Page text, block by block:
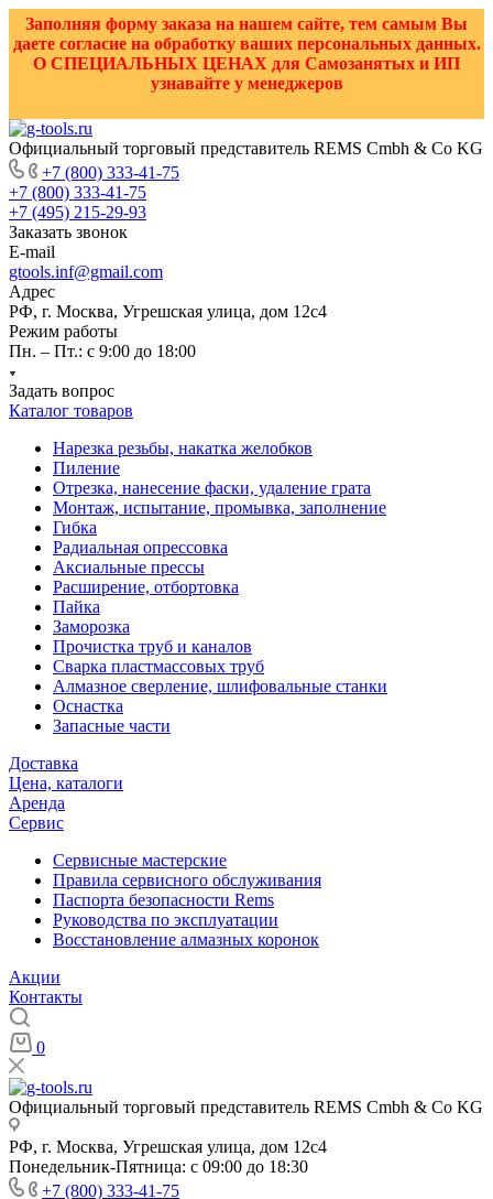
Заполняя форму заказа на нашем сайте, тем самым Вы
даете согласие на обработку ваших персональных данных.
О СПЕЦИАЛЬНЫХ ЦЕНАХ для Самозанятых и ИП
узнавайте у менеджеров
Официальный торговый представитель REMS Cmbh & Co KG
+7 (800) 333-41-75
+7 (800) 333-41-75
+7 (495) 215-29-93
Заказать звонок
E-mail
gtools.inf@gmail.com
Адрес
РФ, г. Москва, Угрешская улица, дом 12с4
Режим работы
Пн. – Пт.: с 9:00 до 18:00
Задать вопрос
Каталог товаров
Нарезка резьбы, накатка желобков
Пиление
Отрезка, нанесение фаски, удаление грата
Монтаж, испытание, промывка, заполнение
Гибка
Радиальная опрессовка
Аксиальные прессы
Расширение, отбортовка
Пайка
Заморозка
Прочистка труб и каналов
Сварка пластмассовых труб
Алмазное сверление, шлифовальные станки
Оснастка
Запасные части
Доставка
Цена, каталоги
Аренда
Сервис
Сервисные мастерские
Правила сервисного обслуживания
Паспорта безопасности Rems
Руководства по эксплуатации
Восстановление алмазных коронок
Акции
Контакты
0
Официальный торговый представитель REMS Cmbh & Co KG
РФ, г. Москва, Угрешская улица, дом 12с4
Понедельник-Пятница: с 09:00 до 18:30
+7 (800) 333-41-75